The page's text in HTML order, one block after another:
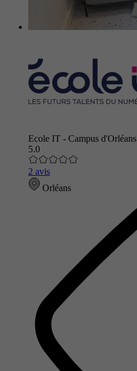
Ecole IT - Campus d'Orléans
5.0
2 avis
Orléans